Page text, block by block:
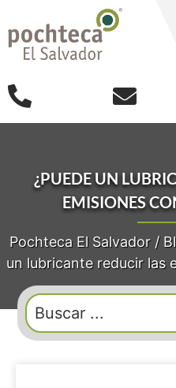
¿PUEDE UN
EMISIONES
Pochteca El Salvador/
un lubricante reducir las